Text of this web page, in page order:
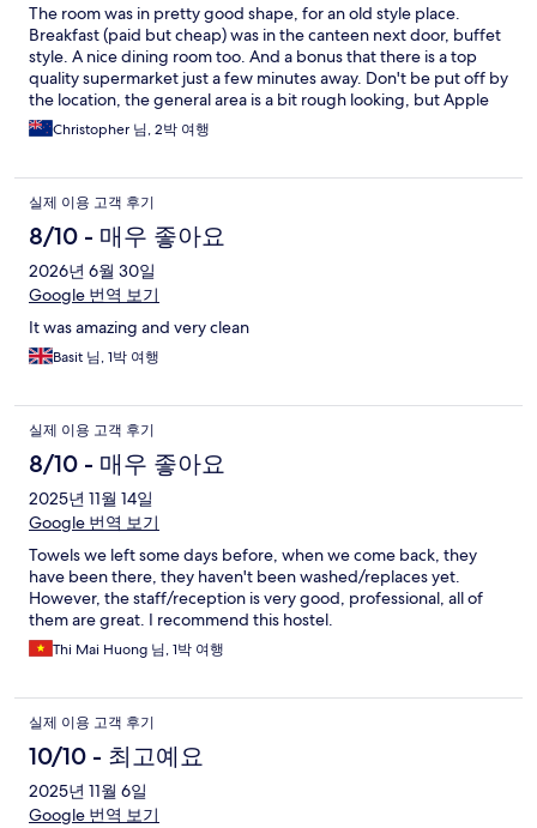
The room was in pretty good shape, for an old style place.
Breakfast (paid but cheap) was in the canteen next door, buffet
style. A nice dining room too. And a bonus that there is a top
quality supermarket just a few minutes away. Don't be put off by
the location, the general area is a bit rough looking, but Apple
Hostel is a good place to stay, if a little isolated now that the
Western bus station 5 minutes away is no longer functional.
Christopher 님, 2박 여행
실제 이용 고객 후기
8/10 - 매우 좋아요
2026년 6월 30일
Google 번역 보기
It was amazing and very clean
Basit 님, 1박 여행
실제 이용 고객 후기
8/10 - 매우 좋아요
2025년 11월 14일
Google 번역 보기
Towels we left some days before, when we come back, they
have been there, they haven't been washed/replaces yet.
However, the staff/reception is very good, professional, all of
them are great. I recommend this hostel.
Thi Mai Huong 님, 1박 여행
실제 이용 고객 후기
10/10 - 최고예요
2025년 11월 6일
Google 번역 보기